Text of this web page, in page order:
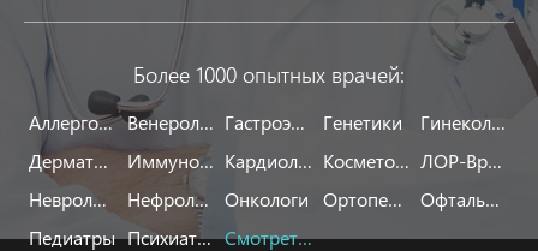
Более 1000 опытных врачей:
Аллергологи Венерологи Гастроэнтерологи Генетики
Гинекологи
Дерматологи
Иммунологи Кардиологи Косметологи
ЛОР-Врачи
Неврологи
Нефрологи Онкологи Ортопеды
Офтальмологи
Педиатры
Психиатры Смотреть все